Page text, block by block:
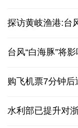
探访黄岐渔港:台
台风“白海豚”将
购飞机票7分钟
水利部已提升对